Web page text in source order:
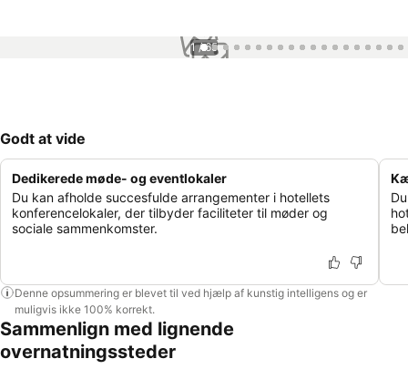
1 / 65
Godt at vide
Dedikerede møde- og eventlokaler
Du kan afholde succesfulde arrangementer i hotellets
konferencelokaler, der tilbyder faciliteter til møder og
sociale sammenkomster.
Denne opsummering er blevet til ved hjælp af kunstig intelligens og er
muligvis ikke 100% korrekt.
Sammenlign med lignende
overnatningssteder